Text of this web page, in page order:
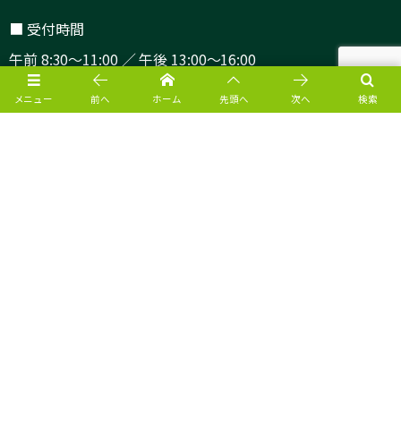
■ 受付時間
午前 8:30～11:00 ／ 午後 13:00～16:00
（月曜・金曜の内科は14:00まで）
■ 診療時間
メニュー 検索
前へ ホーム 先頭へ 次へ